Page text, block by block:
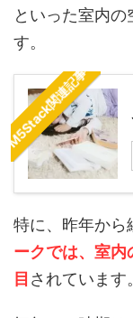
といった室内
す。
M5Stack関連記事
特に、昨年から
ークでは、室
目 されています。